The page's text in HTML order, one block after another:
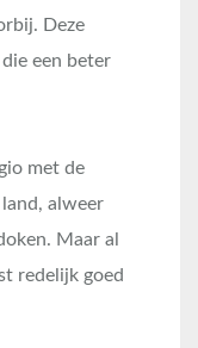
Deze
een beter
met de
alweer
Maar al
redelijk goed